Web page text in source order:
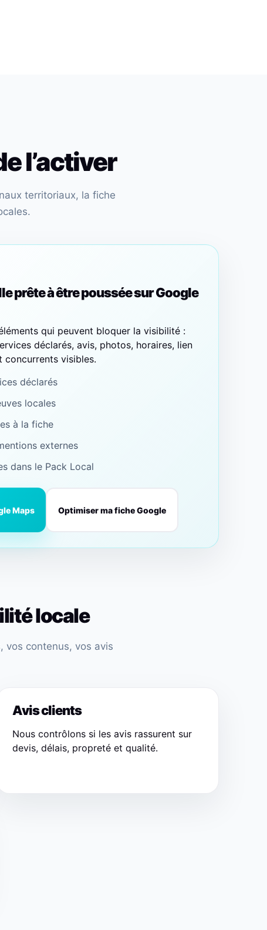
l’activer
territoriaux, la fiche
prête à être poussée sur Google
qui peuvent bloquer la visibilité :
déclarés, avis, photos, horaires, lien
concurrents visibles.
déclarés
locales
à la fiche
externes
dans le Pack Local
Maps Optimiser ma fiche Google
locale
vos contenus, vos avis
Avis clients
Nous contrôlons si les avis rassurent sur
devis, délais, propreté et qualité.